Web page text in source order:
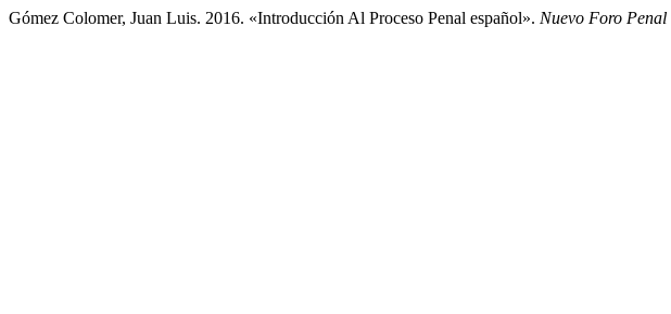
Gómez Colomer, Juan Luis. 2016. «Introducción Al Proceso Penal español». Nuevo Foro Penal